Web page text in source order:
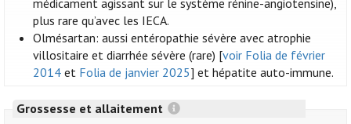
médicament agissant sur le système rénine-angiotensine),
plus rare qu’avec les IECA.
Olmésartan: aussi entéropathie sévère avec atrophie
villositaire et diarrhée sévère (rare) [voir Folia de février
2014 et Folia de janvier 2025] et hépatite auto-immune.
Grossesse et allaitement